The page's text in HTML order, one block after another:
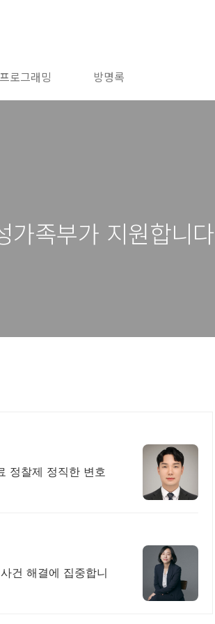
프로그래밍 방명록
가족부가 지원합니
정찰제 정직한 변호
건 해결에 집중합니